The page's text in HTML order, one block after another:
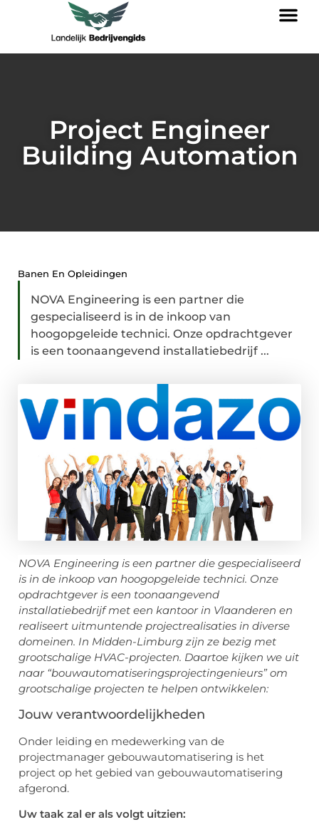
Project Engineer
Building Automation
Banen En Opleidingen
NOVA Engineering is een partner die
gespecialiseerd is in de inkoop van
hoogopgeleide technici. Onze opdrachtgever
is een toonaangevend installatiebedrijf ...
NOVA Engineering is een partner die gespecialiseerd
is in de inkoop van hoogopgeleide technici. Onze
opdrachtgever is een toonaangevend
installatiebedrijf met een kantoor in Vlaanderen en
realiseert uitmuntende projectrealisaties in diverse
domeinen. In Midden-Limburg zijn ze bezig met
grootschalige HVAC-projecten. Daartoe kijken we uit
naar “bouwautomatiseringsprojectingenieurs” om
grootschalige projecten te helpen ontwikkelen:
Jouw verantwoordelijkheden
Onder leiding en medewerking van de
projectmanager gebouwautomatisering is het
project op het gebied van gebouwautomatisering
afgerond.
Uw taak zal er als volgt uitzien: